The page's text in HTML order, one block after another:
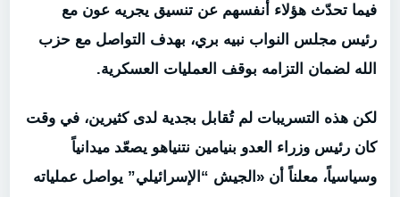
فيما تحدّث هؤلاء أنفسهم عن تنسيق يجريه عون مع
رئيس مجلس النواب نبيه بري، بهدف التواصل مع حزب
الله لضمان التزامه بوقف العمليات العسكرية.
لكن هذه التسريبات لم تُقابل بجدية لدى كثيرين، في وقت
كان رئيس وزراء العدو بنيامين نتنياهو يصعّد ميدانياً
وسياسياً، معلناً أن «الجيش “الإسرائيلي” يواصل عملياته